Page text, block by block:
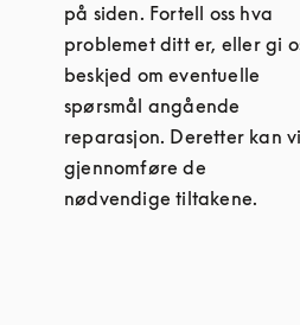
på siden. Fortell oss hva
problemet ditt er, eller gi
beskjed om eventuelle
spørsmål angående
reparasjon. Deretter kan vi
gjennomføre de
nødvendige tiltakene.